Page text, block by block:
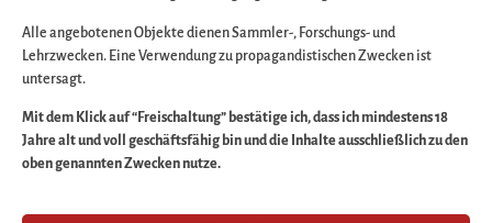
großartigen Sache
schauen Sie bald
wieder vorbei!
Alle angebotenen Objekte dienen Sammler-, Forschungs- und
Lehrzwecken. Eine Verwendung zu propagandistischen Zwecken ist
untersagt.
Mit dem Klick auf “Freischaltung” bestätige ich, dass ich mindestens 18
Jahre alt und voll geschäftsfähig bin und die Inhalte ausschließlich zu den
oben genannten Zwecken nutze.